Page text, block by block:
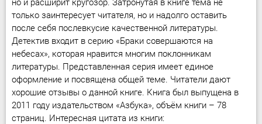
но и расширит кругозор. Затронутая в книге тема не
только заинтересует читателя, но и надолго оставить
после себя послевкусие качественной литературы.
Детектив входит в серию «Браки совершаются на
небесах», которая нравится многим поклонникам
литературы. Представленная серия имеет единое
оформление и посвящена общей теме. Читатели дают
хорошие отзывы о данной книге. Книга был выпущена в
2011 году издательством «Азбука», объём книги – 78
страниц. Интересная цитата из книги: